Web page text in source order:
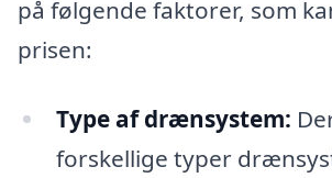
på følgende faktorer, som
prisen:
Type af drænsystem:
forskellige typer